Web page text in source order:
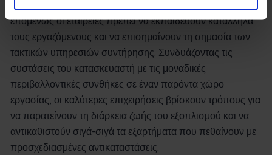
επομένως οι εταιρείες πρέπει να εκπαιδεύουν κατάλληλα
τους εργαζόμενους και να επισημαίνουν τη σημασία των
τακτικών υπηρεσιών συντήρησης. Συνδυάζοντας τις
συστάσεις του κατασκευαστή με τις μοναδικές
περιβαλλοντικές συνθήκες σε έναν παρόντα χώρο
εργασίας, οι καλύτερες επιχειρήσεις βρίσκουν τρόπους για
να παρατείνουν τη διάρκεια ζωής του εξοπλισμού και να
αντικαθιστούν σιγά-σιγά τα εξαρτήματα που πεθαίνουν με
προσχεδιασμένες αντικαταστάσεις.